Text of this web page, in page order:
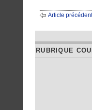
Article précédent
RUBRIQUE